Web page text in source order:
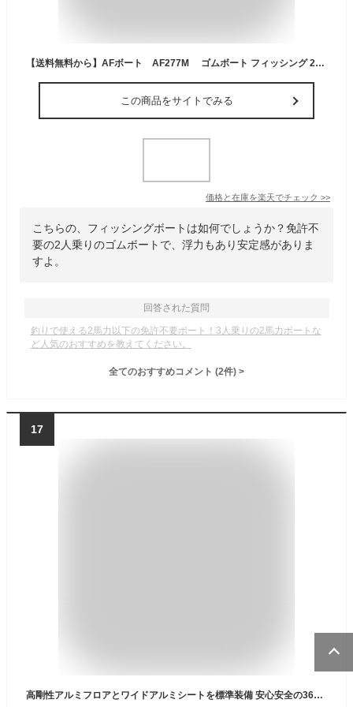
【送料無料から】AFボート AF277M ゴムボート フィッシング 2人乗り 免許不要艇
この商品をサイトでみる
価格と在庫を楽天でチェック >>
こちらの、フィッシングボートは如何でしょうか？免許不
要の2人乗りのゴムボートで、浮力もあり安定感がありま
すよ。
回答された質問
釣りで使える2馬力以下の免許不要ボート！3人乗りの2馬力ボートな
ど人気のおすすめを教えてください。
全てのおすすめコメント (2件) >
17
高剛性アルミフロアとワイドアルミシートを標準装備 安心安全の365日保証インフレータブルボート 船体 全長3ｍ 万能 ミドルクラス 本格的 ボート釣り 最適 ボート ゴムボート (300cm)